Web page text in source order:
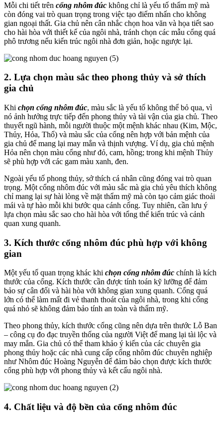
Mỗi chi tiết trên cổng nhôm đúc không chỉ là yếu tố thẩm mỹ mà
còn đóng vai trò quan trọng trong việc tạo điểm nhấn cho không
gian ngoại thất. Gia chủ nên cân nhắc chọn hoa văn và họa tiết sao
cho hài hòa với thiết kế của ngôi nhà, tránh chọn các mẫu cổng quá
phô trương nếu kiến trúc ngôi nhà đơn giản, hoặc ngược lại.
2. Lựa chọn màu sắc theo phong thủy và sở thích
gia chủ
Khi chọn cổng nhôm đúc, màu sắc là yếu tố không thể bỏ qua, vì
nó ảnh hưởng trực tiếp đến phong thủy và tài vận của gia chủ. Theo
thuyết ngũ hành, mỗi người thuộc một mệnh khác nhau (Kim, Mộc,
Thủy, Hỏa, Thổ) và màu sắc của cổng nên hợp với bản mệnh của
gia chủ để mang lại may mắn và thịnh vượng. Ví dụ, gia chủ mệnh
Hỏa nên chọn màu cổng như đỏ, cam, hồng; trong khi mệnh Thủy
sẽ phù hợp với các gam màu xanh, đen.
Ngoài yếu tố phong thủy, sở thích cá nhân cũng đóng vai trò quan
trọng. Một cổng nhôm đúc với màu sắc mà gia chủ yêu thích không
chỉ mang lại sự hài lòng về mặt thẩm mỹ mà còn tạo cảm giác thoải
mái và tự hào mỗi khi bước qua cánh cổng. Tuy nhiên, cần lưu ý
lựa chọn màu sắc sao cho hài hòa với tổng thể kiến trúc và cảnh
quan xung quanh.
3. Kích thước cổng nhôm đúc phù hợp với không
gian
Một yếu tố quan trọng khác khi chọn cổng nhôm đúc chính là kích
thước của cổng. Kích thước cần được tính toán kỹ lưỡng để đảm
bảo sự cân đối và hài hòa với không gian xung quanh. Cổng quá
lớn có thể làm mất đi vẻ thanh thoát của ngôi nhà, trong khi cổng
quá nhỏ sẽ không đảm bảo tính an toàn và thẩm mỹ.
Theo phong thủy, kích thước cổng cũng nên dựa trên thước Lỗ Ban
– công cụ đo đạc truyền thống của người Việt để mang lại tài lộc và
may mắn. Gia chủ có thể tham khảo ý kiến của các chuyên gia
phong thủy hoặc các nhà cung cấp cổng nhôm đúc chuyên nghiệp
như Nhôm đúc Hoàng Nguyễn để đảm bảo chọn được kích thước
cổng phù hợp với phong thủy và kết cấu ngôi nhà.
4. Chất liệu và độ bền của cổng nhôm đúc